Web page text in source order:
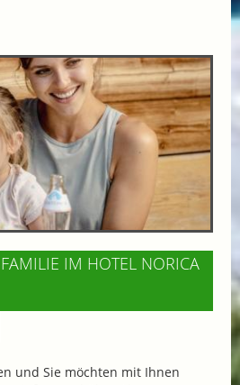
IM HOTEL NORICA
und Sie möchten mit Ihnen